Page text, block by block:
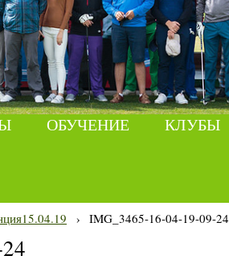
ОБУЧЕНИЕ КЛУБЫ
› IMG_3465-16-04-19-09-24